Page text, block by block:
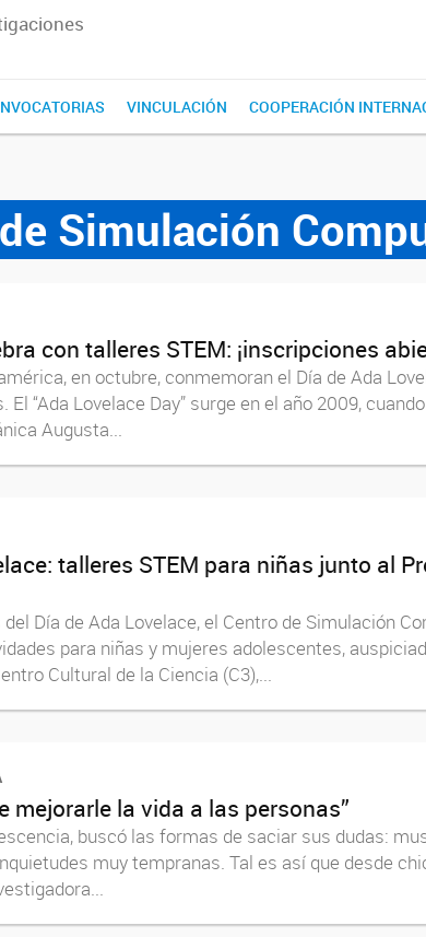
VINCULACIÓN COOPERACIÓN
Simulación
con talleres STEM: ¡inscripciones
en octubre, conmemoran el Día de Ada
“Ada Lovelace Day” surge en el año 2009,
Augusta...
talleres STEM para niñas junto al
Día de Ada Lovelace, el Centro de Simulación
para niñas y mujeres adolescentes,
Cultural de la Ciencia (C3),...
mejorarle la vida a las personas”
buscó las formas de saciar sus dudas:
muy tempranas. Tal es así que desde